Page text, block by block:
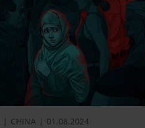
CHINA 01.08.2024